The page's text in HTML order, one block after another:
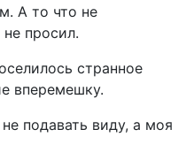
А то что не
просил.
странное
вперемешку.
подавать виду, а моя